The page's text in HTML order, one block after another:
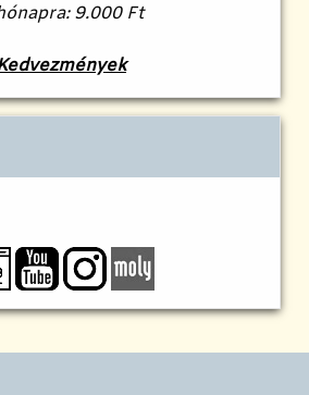
9.000 Ft